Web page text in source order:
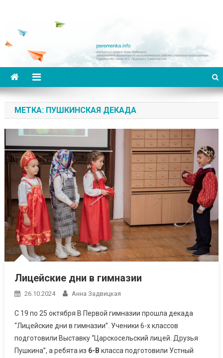
МЕТКА: ПУШКИНСКАЯ ДЕКАДА
Лицейские дни в гимназии
26.10.2024 Анна Задвицкая
С 19 по 25 октября В Первой гимназии прошла декада
“Лицейские дни в гимназии”. Ученики 6-х классов
подготовили Выставку “Царскосельский лицей. Друзья
Пушкина”, а ребята из 6-В класса подготовили Устный